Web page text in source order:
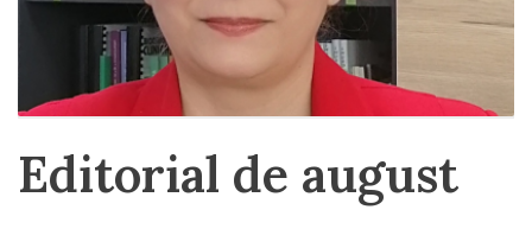
Editorial de august